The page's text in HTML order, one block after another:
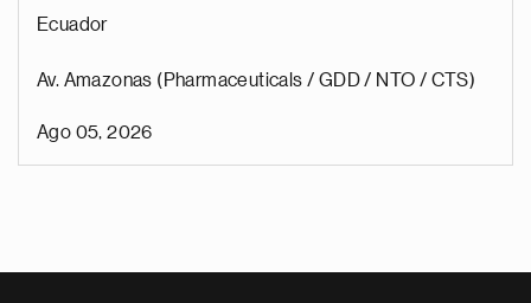
Ecuador
Av. Amazonas (Pharmaceuticals / GDD / NTO / CTS)
Ago 05, 2026